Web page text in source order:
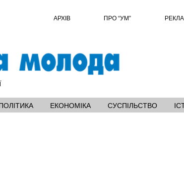
АРХІВ ПРО “УМ”
ЕКОНОМІКА СУСПІЛЬСТВО